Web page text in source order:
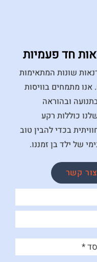
חד פעמיות
שונות המתאימות
אנו מתמחים בוויסות
ובהוראה
כוללות רקע
בכדי להבין טוב
של ילד בן זמננו.
צור קשר